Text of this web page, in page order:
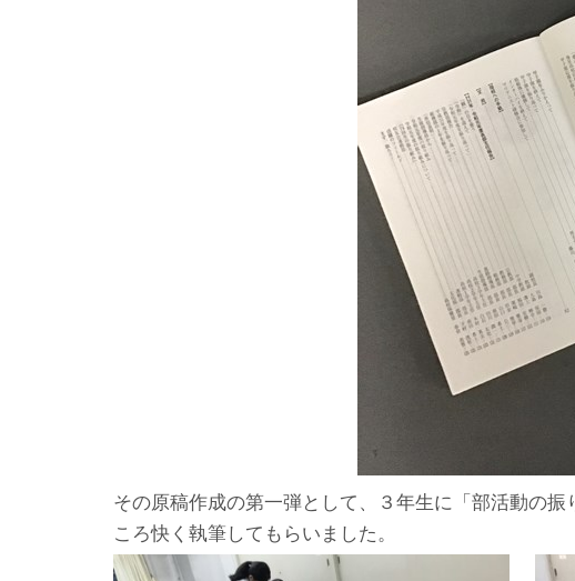
その原稿作成の第一弾として、３年生に「部活動の
ころ快く執筆してもらいました。